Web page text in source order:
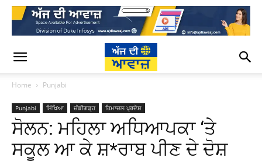
Home Punjabi
Punjabi ਸਿੱਖਿਆ ਚੰਡੀਗੜ੍ਹ ਹਿਮਾਚਲ ਪ੍ਰਦੇਸ਼
ਸੋਲਨ: ਮਹਿਲਾ ਅਧਿਆਪਕਾ ‘ਤੇ
ਸਕੂਲ ਆ ਕੇ ਸ਼*ਰਾਬ ਪੀਣ ਦੇ ਦੋਸ਼